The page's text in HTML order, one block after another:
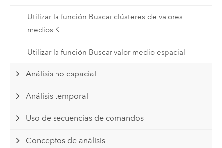
Utilizar la función Buscar clústeres de valores
medios K
Utilizar la función Buscar valor medio espacial
Análisis no espacial
Análisis temporal
Uso de secuencias de comandos
Conceptos de análisis